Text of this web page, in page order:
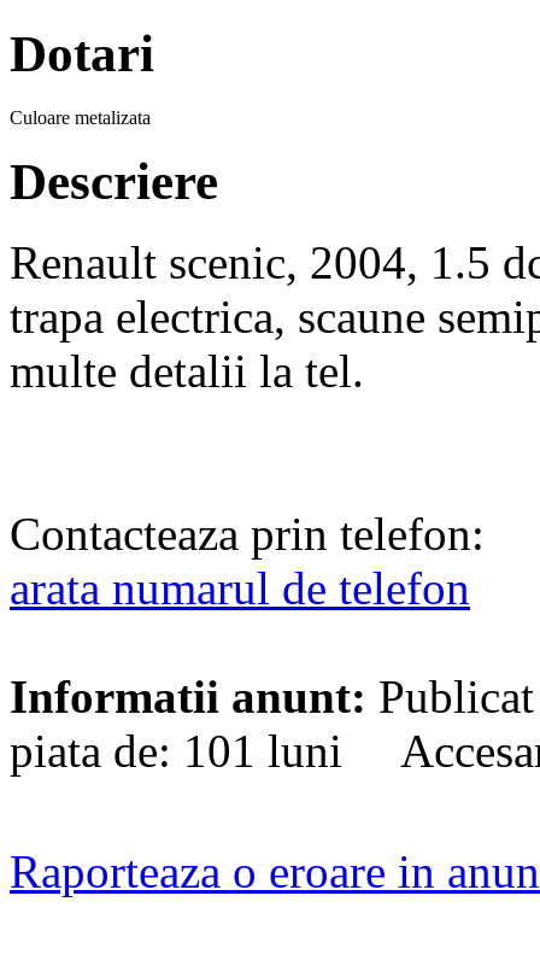
Dotari
Culoare metalizata
Descriere
Renault scenic, 2004, 1.5
trapa electrica, scaune
multe detalii la tel.
Contacteaza prin telefon:
arata numarul de telefon
Informatii anunt:
piata de: 101 luni
Raporteaza o eroare in